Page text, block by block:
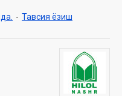
етимлар ва
ҳақида кўрсатма
- Тавсия ёзиш